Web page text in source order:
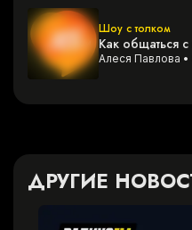
Шоу с толком
Как общаться
Алеся Павлова •
ДРУГИЕ